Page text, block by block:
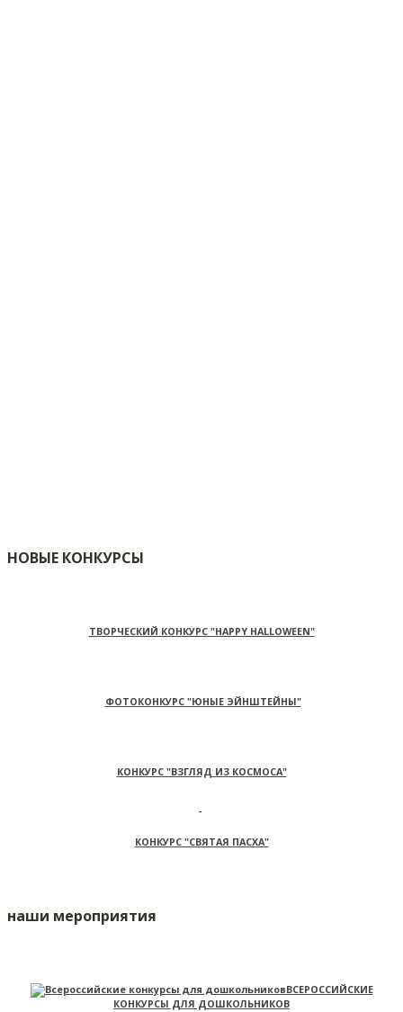
НОВЫЕ КОНКУРСЫ
ТВОРЧЕСКИЙ КОНКУРС "HAPPY HALLOWEEN"
ФОТОКОНКУРС "ЮНЫЕ ЭЙНШТЕЙНЫ"
КОНКУРС "ВЗГЛЯД ИЗ КОСМОСА"
КОНКУРС "СВЯТАЯ ПАСХА"
наши мероприятия
ВСЕРОССИЙСКИЕ
КОНКУРСЫ ДЛЯ ДОШКОЛЬНИКОВ